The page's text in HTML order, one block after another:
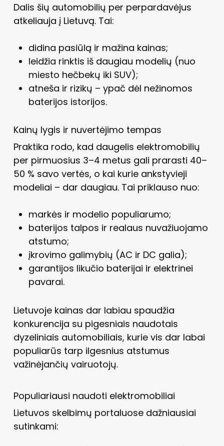
Dalis šių automobilių per perpardavėjus
atkeliauja į Lietuvą. Tai:
didina pasiūlą ir mažina kainas;
leidžia rinktis iš daugiau modelių (nuo
miesto hečbekų iki SUV);
atneša ir rizikų – ypač dėl nežinomos
baterijos istorijos.
Kainų lygis ir nuvertėjimo tempas
Praktika rodo, kad daugelis elektromobilių
per pirmuosius 3–4 metus gali prarasti 40–
50 % savo vertės, o kai kurie ankstyvieji
modeliai – dar daugiau. Tai priklauso nuo:
markės ir modelio populiarumo;
baterijos talpos ir realaus nuvažiuojamo
atstumo;
įkrovimo galimybių (AC ir DC galia);
garantijos likučio baterijai ir elektrinei
pavarai.
Lietuvoje kainas dar labiau spaudžia
konkurencija su pigesniais naudotais
dyzeliniais automobiliais, kurie vis dar labai
populiarūs tarp ilgesnius atstumus
važinėjančių vairuotojų.
Populiariausi naudoti elektromobiliai
Lietuvos skelbimų portaluose dažniausiai
sutinkami: